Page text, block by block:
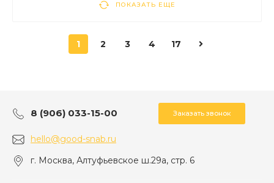
ПОКАЗАТЬ ЕЩЕ
1 2 3 4 17
8 (906) 033-15-00 Заказать звонок
hello@good-snab.ru
г. Москва, Алтуфьевское ш.29а, стр. 6